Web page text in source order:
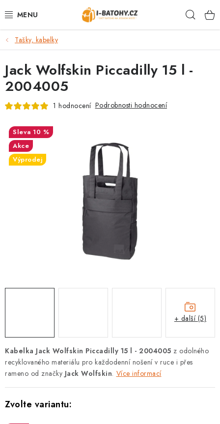
na
VÝPRODEJ %
BATOHY
TAŠKY, KABELKY
LEDVINKY
DOPLŇKY A PŘÍSLUŠENSTVÍ
O nás
Blog
Tašky, kabelky
Kabelka Jack Wolfskin Piccadilly 15 l - 2004005 z odolného
recyklovaného materiálu pro každodenní nošení v ruce i přes
rameno od značky Jack Wolfskin. Více informací
Jack Wolfskin Piccadilly 15 l -
2004005
1 hodnocení Podrobnosti hodnocení
10 %
Akce
Výprodej
+ další (5)